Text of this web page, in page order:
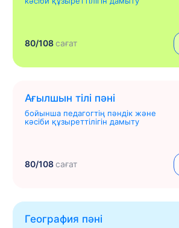
80/108сағат
Ағылшын тілі пәні
бойынша педагогтің пәндік және
кәсіби құзыреттілігін дамыту
80/108сағат
География пәні